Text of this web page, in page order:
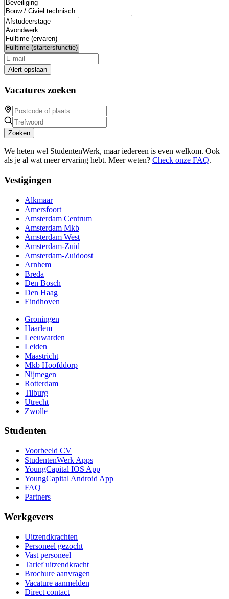
Alert opslaan
Vacatures zoeken
Zoeken
We heten wel StudentenWerk, maar iedereen is even welkom. Ook
als je al wat meer ervaring hebt. Meer weten? Check onze FAQ.
Vestigingen
Alkmaar
Amersfoort
Amsterdam Centrum
Amsterdam Mkb
Amsterdam West
Amsterdam-Zuid
Amsterdam-Zuidoost
Arnhem
Breda
Den Bosch
Den Haag
Eindhoven
Groningen
Haarlem
Leeuwarden
Leiden
Maastricht
Mkb Hoofddorp
Nijmegen
Rotterdam
Tilburg
Utrecht
Zwolle
Studenten
Voorbeeld CV
StudentenWerk Apps
YoungCapital IOS App
YoungCapital Android App
FAQ
Partners
Werkgevers
Uitzendkrachten
Personeel gezocht
Vast personeel
Tarief uitzendkracht
Brochure aanvragen
Vacature aanmelden
Direct contact